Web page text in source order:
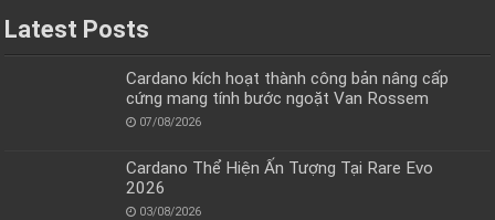
Latest Posts
Cardano kích hoạt thành công bản nâng cấp
cứng mang tính bước ngoặt Van Rossem
07/08/2026
Cardano Thể Hiện Ấn Tượng Tại Rare Evo
2026
03/08/2026